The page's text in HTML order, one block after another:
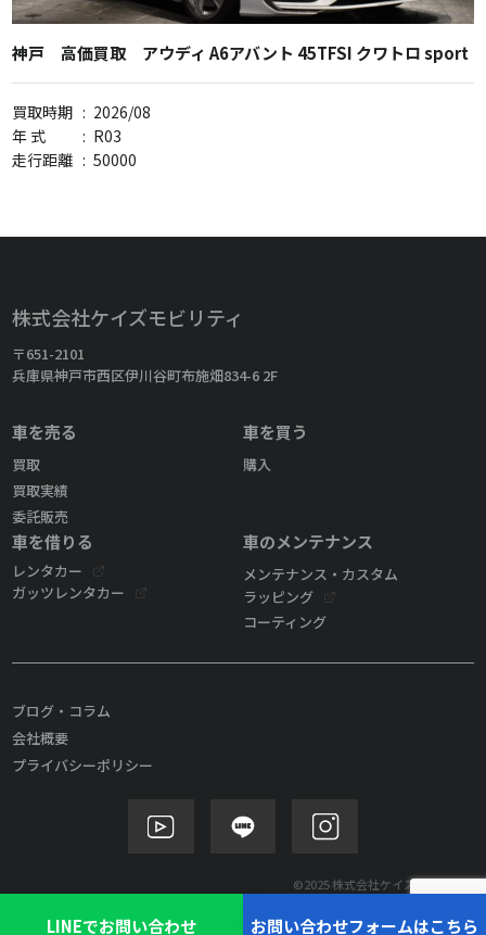
LINEでお問い合わせ お問い合わせフォームはこちら
神戸 高価買取 アウディ A6アバント 45TFSI クワトロ sport
買取時期 : 2026/08
年 式
: R03
走行距離 : 50000
株式会社ケイズモビリティ
〒651-2101
兵庫県神戸市西区伊川谷町布施畑834-6 2F
車を売る
買取
買取実績
委託販売
車を買う
購入
車を借りる
レンタカー
ガッツレンタカー
車のメンテナンス
メンテナンス・カスタム
ラッピング
コーティング
ブログ・コラム
会社概要
プライバシーポリシー
©2025 株式会社ケイズモビリティ